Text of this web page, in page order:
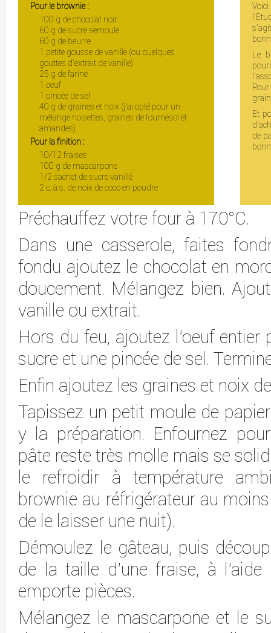
Pour le brownie :
100 g de chocolat noir
60 g de sucre semoule
60 g de beurre
1 petite gousse de vanille (ou quelques
gouttes d’extrait de vanille)
25 g de farine
1 oeuf
1 pincée de sel
40 g de graines et noix (j’ai opté pour un
mélange noisettes, graines de tournesol et
amandes)
Pour la finition :
10/12 fraises
100 g de mascarpone
1/2 sachet de sucre vanillé
2 c. à s. de noix de coco en poudre
Le
Et
de
Préchauffez votre four à 170°C.
Dans une casserole, faites
fondu ajoutez le chocolat en
doucement. Mélangez bien.
vanille ou extrait.
Hors du feu, ajoutez l’oeuf
sucre et une pincée de sel.
Enfin ajoutez les graines et noix
Tapissez un petit moule de
y la préparation. Enfournez
pâte reste très molle mais se
le refroidir à température
brownie au réfrigérateur au
de le laisser une nuit).
Démoulez le gâteau, puis
de la taille d’une fraise, à l’aide
emporte pièces.
Mélangez le mascarpone et le